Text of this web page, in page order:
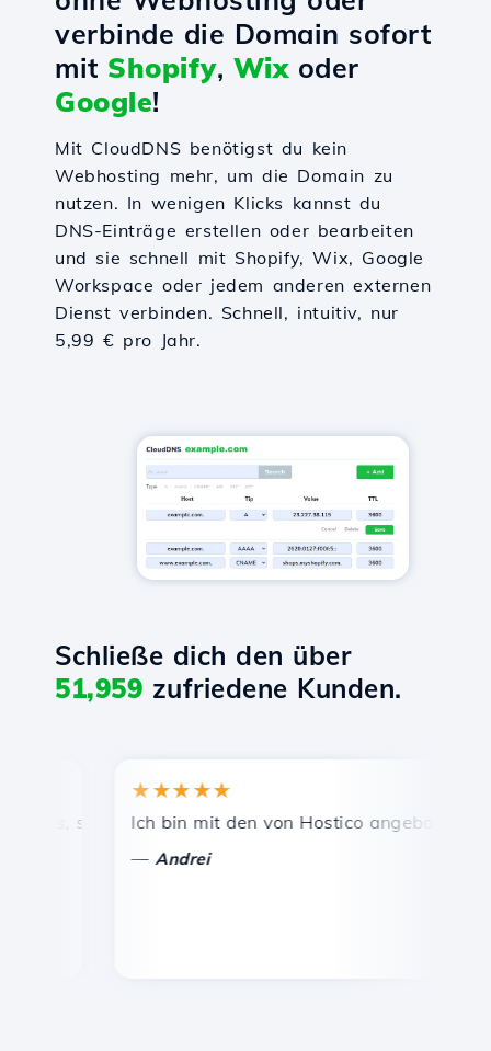
verbinde die Domain sofort
mit Shopify, Wixoder
Google!
Mit CloudDNS benötigst du kein
Webhosting mehr, um die Domain zu
nutzen. In wenigen Klicks kannst du
DNS-Einträge erstellen oder bearbeiten
und sie schnell mit Shopify, Wix, Google
Workspace oder jedem anderen externen
Dienst verbinden. Schnell, intuitiv, nur
5,99 € pro Jahr.
Schließe dich den über
51,959 zufriedene Kunden.
schnelle und effiziente technische Unterstützung.
★★★★★
Ich bin mit den von Hostico angebotenen
Andrei